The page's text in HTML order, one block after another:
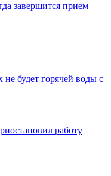
завершится прием
будет горячей воды с
работу